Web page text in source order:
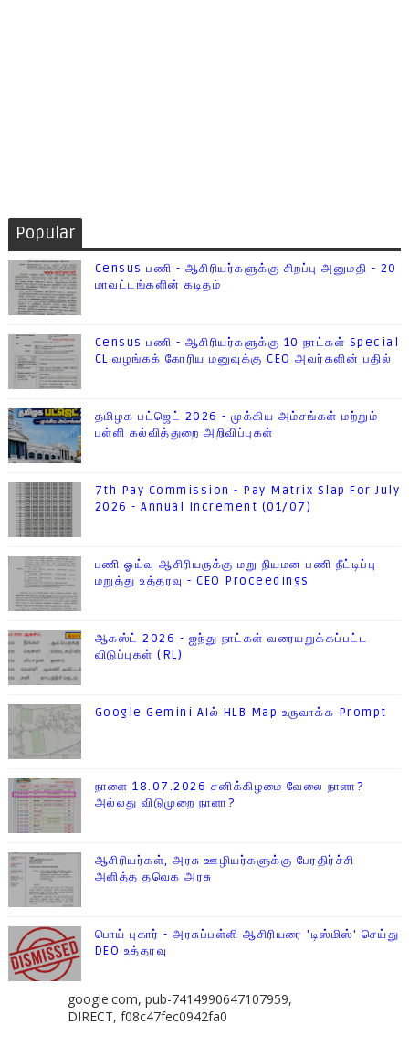
Popular
Census பணி - ஆசிரியர்களுக்கு சிறப்பு அனுமதி - 20
மாவட்டங்களின் கடிதம்
Census பணி - ஆசிரியர்களுக்கு 10 நாட்கள் Special
CL வழங்கக் கோரிய மனுவுக்கு CEO அவர்களின் பதில்
தமிழக பட்ஜெட் 2026 - முக்கிய அம்சங்கள் மற்றும்
பள்ளி கல்வித்துறை அறிவிப்புகள்
7th Pay Commission - Pay Matrix Slap For July
2026 - Annual Increment (01/07)
பணி ஓய்வு ஆசிரியருக்கு மறு நியமன பணி நீட்டிப்பு
மறுத்து உத்தரவு - CEO Proceedings
ஆகஸ்ட் 2026 - ஐந்து நாட்கள் வரையறுக்கப்பட்ட
விடுப்புகள் (RL)
Google Gemini AIல் HLB Map உருவாக்க Prompt
நாளை 18.07.2026 சனிக்கிழமை வேலை நாளா?
அல்லது விடுமுறை நாளா?
ஆசிரியர்கள், அரசு ஊழியர்களுக்கு பேரதிர்ச்சி
அளித்த தவெக அரசு
பொய் புகார் - அரசுப்பள்ளி ஆசிரியரை 'டிஸ்மிஸ்' செய்து
DEO உத்தரவு
google.com, pub-7414990647107959,
DIRECT, f08c47fec0942fa0